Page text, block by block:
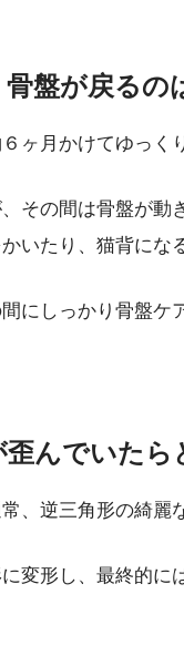
骨盤が戻るの
ヶ月かけてゆっく
、その間は骨盤が動
いたり、猫背にな
にしっかり骨盤ケ
歪んでいたら
、逆三角形の綺麗
変形し、最終的に